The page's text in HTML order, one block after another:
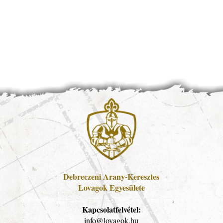
Debreczeni Arany-Keresztes
Lovagok Egyesülete
Kapcsolatfelvétel:
info@lovagok.hu